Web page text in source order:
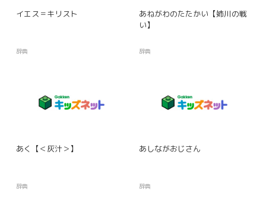
イエス＝キリスト
辞典
あねがわのたたかい【姉川の戦
い】
辞典
あく【＜灰汁＞】
辞典
あしながおじさん
辞典